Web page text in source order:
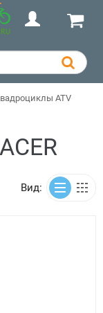
ATV
Вид: